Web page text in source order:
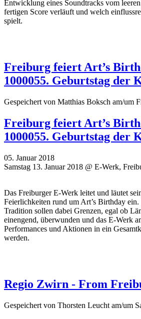
Entwicklung eines Soundtracks vom
fertigen Score verläuft und welch
spielt.
Freiburg feiert Art’s
1000055. Geburtstag der
Gespeichert von Matthias Boksch am/um
Freiburg feiert Art’s
1000055. Geburtstag der
05. Januar 2018
Samstag 13. Januar 2018 @ E-Werk,
Das Freiburger E-Werk leitet und läutet
Feierlichkeiten rund um Art’s Birthday
Tradition sollen dabei Grenzen, egal ob
einengend, überwunden und das E-Werk
Performances und Aktionen in ein
werden.
Regio Zwirn - From
Gespeichert von Thorsten Leucht am/um